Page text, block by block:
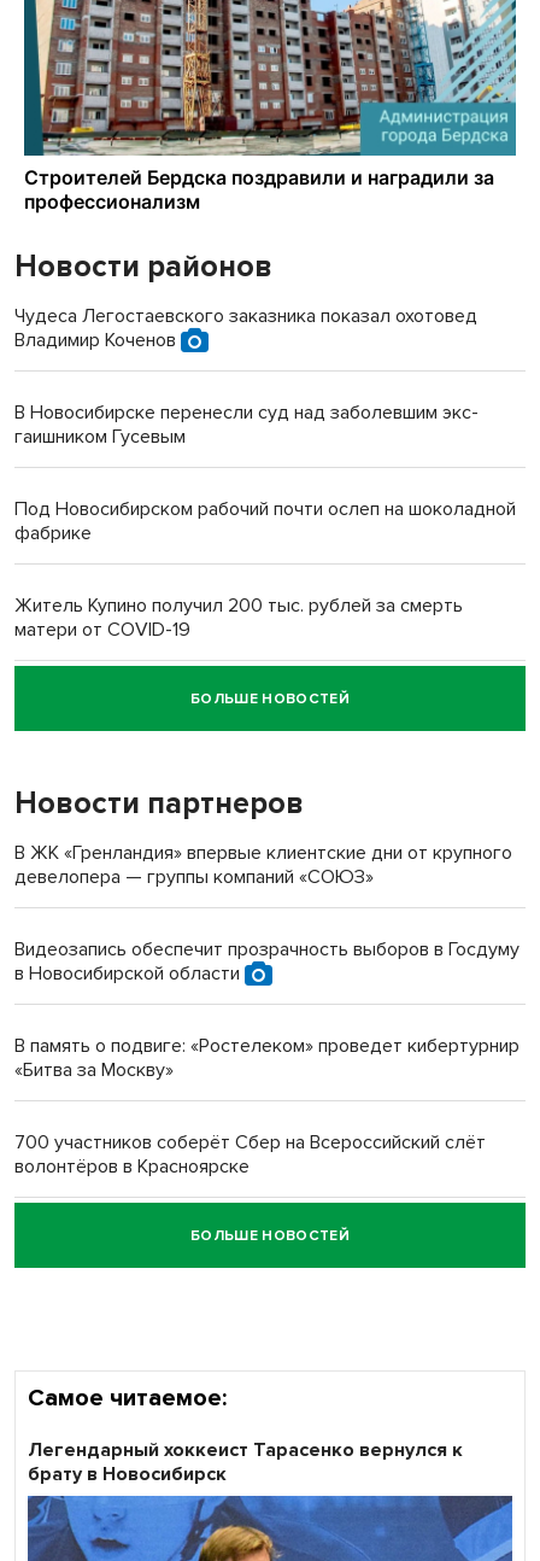
Новости районов
Чудеса Легостаевского заказника показал охотовед
Владимир Коченов
В Новосибирске перенесли суд над заболевшим экс-
гаишником Гусевым
Под Новосибирском рабочий почти ослеп на шоколадной
фабрике
Житель Купино получил 200 тыс. рублей за смерть
матери от COVID-19
Новосибирский суд наказал водителя за смерть
пенсионерки на вокзале
«Мы живём на пастбище!»: в новосибирском селе лошади
терроризируют жителей
Новосибирский преподаватель с женой вошли в топ-16
БОЛЬШЕ НОВОСТЕЙ
Новости партнеров
В ЖК «Гренландия» впервые клиентские дни от крупного
девелопера — группы компаний «СОЮЗ»
Видеозапись обеспечит прозрачность выборов в Госдуму
в Новосибирской области
В память о подвиге: «Ростелеком» проведет кибертурнир
«Битва за Москву»
700 участников соберёт Сбер на Всероссийский слёт
волонтёров в Красноярске
Честный выбор: видеонаблюдение обеспечит
объективность результатов ЕДГ в Новосибирской
БОЛЬШЕ НОВОСТЕЙ
Самое читаемое:
Легендарный хоккеист Тарасенко вернулся к
брату в Новосибирск